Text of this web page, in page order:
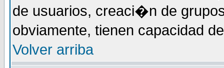
de usuarios, creaci�n de
obviamente, tienen capacidad
Volver arriba